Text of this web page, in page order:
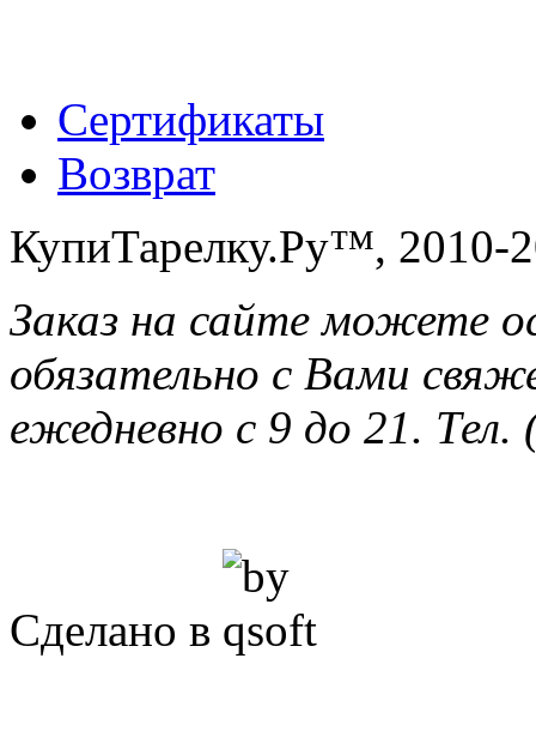
Сертификаты
Возврат
КупиТарелку.Ру™, 2010-
Заказ на сайте можете
обязательно с Вами
ежедневно с 9 до 21.
Сделано в